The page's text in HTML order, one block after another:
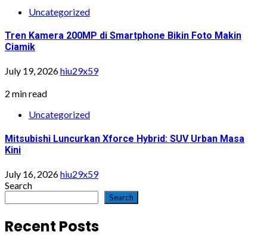
Uncategorized
Tren Kamera 200MP di Smartphone Bikin Foto Makin
Ciamik
July 19, 2026hiu29x59
2 min read
Uncategorized
Mitsubishi Luncurkan Xforce Hybrid: SUV Urban Masa
Kini
July 16, 2026hiu29x59
Search
Search
Recent Posts